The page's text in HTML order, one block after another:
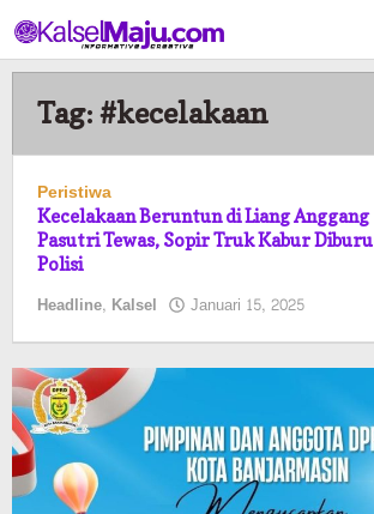
ke
konten
Tag: #kecelakaan
Peristiwa
Kecelakaan Beruntun di Liang Anggang
Pasutri Tewas, Sopir Truk Kabur Diburu
Polisi
Headline, Kalsel Januari 15, 2025
Pimred